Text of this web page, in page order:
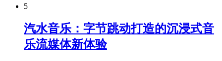
5
汽水音乐：字节跳动打造的沉浸式音
乐流媒体新体验